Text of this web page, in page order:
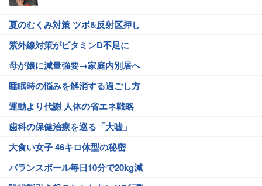
夏のむくみ対策 ツボ&反射区押し
紫外線対策がビタミンD不足に
母が娘に減量強要→家庭内別居へ
睡眠時の悩みを解消する過ごし方
運動より代謝 人体の省エネ戦略
歯科の保健治療を巡る「大嘘」
大食い女子 46キロ体型の秘密
バランスボール毎日10分で20kg減